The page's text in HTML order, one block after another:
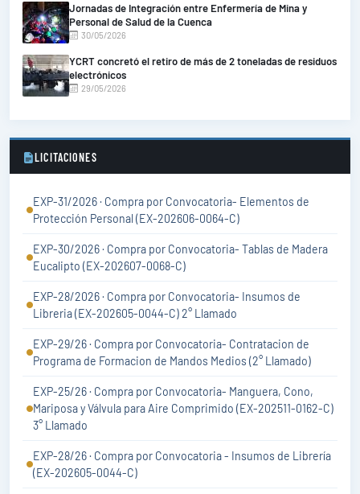
Jornadas de Integración entre Enfermería de Mina y
Personal de Salud de la Cuenca
30/05/2026
YCRT concretó el retiro de más de 2 toneladas de residuos
electrónicos
29/05/2026
LICITACIONES
EXP-31/2026 · Compra por Convocatoria- Elementos de
Protección Personal (EX-202606-0064-C)
EXP-30/2026 · Compra por Convocatoria- Tablas de Madera
Eucalipto (EX-202607-0068-C)
EXP-28/2026 · Compra por Convocatoria- Insumos de
Libreria (EX-202605-0044-C) 2° Llamado
EXP-29/26 · Compra por Convocatoria- Contratacion de
Programa de Formacion de Mandos Medios (2° Llamado)
EXP-25/26 · Compra por Convocatoria- Manguera, Cono,
Mariposa y Válvula para Aire Comprimido (EX-202511-0162-C)
3° Llamado
EXP-28/26 · Compra por Convocatoria - Insumos de Librería
(EX-202605-0044-C)